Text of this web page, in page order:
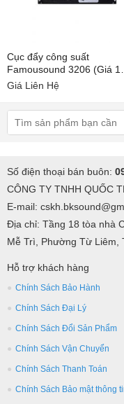
Cục đẩy công suất
Famousound 3206 (Giá 1
chiếc)
Giá Liên Hệ
Số điện thoại bán buôn:
CÔNG TY TNHH QUỐC
E-mail:
Địa chỉ: Tầng 18 tòa nhà
Mễ Trì, Phường Từ Liêm,
Hỗ trợ khách hàng
Chính Sách Bảo Hành
Chính Sách Đại Lý
Chính Sách Đổi Sản Phẩm
Chính Sách Vận Chuyển
Chính Sách Thanh Toán
Chính Sách Bảo mật thông